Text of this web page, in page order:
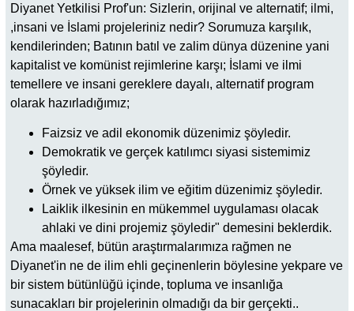
Diyanet Yetkilisi Prof'un: Sizlerin, orijinal ve alternatif; ilmi,
,insani ve İslami projeleriniz nedir? Sorumuza karşılık,
kendilerinden; Batının batıl ve zalim dünya düzenine yani
kapitalist ve komünist rejimlerine karşı; İslami ve ilmi
temellere ve insani gereklere dayalı, alternatif program
olarak hazırladığımız;
Faizsiz ve adil ekonomik düzenimiz şöyledir.
Demokratik ve gerçek katılımcı siyasi sistemimiz
şöyledir.
Örnek ve yüksek ilim ve eğitim düzenimiz şöyledir.
Laiklik ilkesinin en mükemmel uygulaması olacak
ahlaki ve dini projemiz şöyledir" demesini beklerdik.
Ama maalesef, bütün araştırmalarımıza rağmen ne
Diyanet'in ne de ilim ehli geçinenlerin böylesine yekpare ve
bir sistem bütünlüğü içinde, topluma ve insanlığa
sunacakları bir projelerinin olmadığı da bir gerçekti..